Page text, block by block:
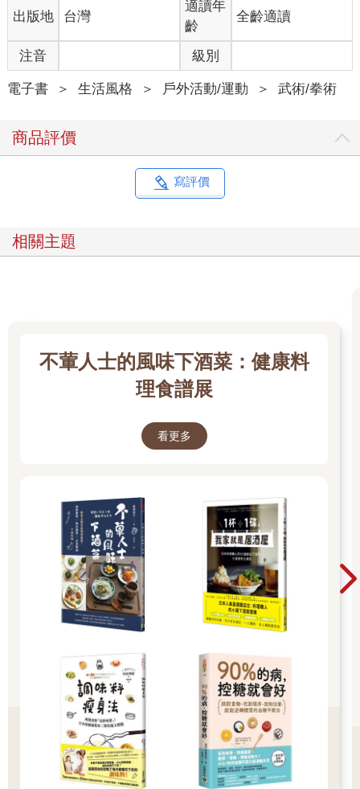
調整安排。
比賽前的專屬練習場
雅加達亞運後，郁婷的狀態起起伏伏，在二〇二一年東京奧運首
戰就爆冷落敗，讓她受到很大的打擊。為了有最好的狀態，在杭
下練習場。
我提出這個想法時，很多人不支持，因為一來以前沒有人這麼做
過，二來因為選手村已有健身房、運動中心等空間，這樣做似乎
浪費不需要的經費。但是，在選手村練習只能接受大會的安排，
以專注的訓練了，所以我認為一個能隨時提供我們使用的訓練場
借鏡杭州亞運的經驗和心態調整
二○二四年巴黎奧運的資格賽， 原本應該要由國際拳擊總會主辦
（International Boxing Associatio, IBA）， 後來國際奧林匹克委員
格，改由一個臨時組織主辦，造成二○二三年杭州亞運的重要性大
幅提升，因為杭州亞運比賽的前兩名選手，即提前取得巴黎奧運
團隊臨時決定前往烏茲別克與韓國移地訓練，以便備戰杭州亞
運。在杭州亞運中，我們鎖定的兩位主要對手，一位是郁婷的宿
敵哈薩克選手伊布拉吉穆瓦， 另一位是二○二○年東京奧運的銀牌
得主， 菲律賓選手皮特西歐（Nesthy Petecio）。
事實上，在杭州亞運金牌戰開戰前，伊布拉吉穆瓦曾以不實的指
控提出抗議，當下我曾評估郁婷一定會贏。因為伊布拉吉穆瓦贏
過郁婷的兩次比賽都是些微的差距，這代表郁婷先前的兩次失
敗，只是輸在沒有掌握好一些細節，或是當下的心態不夠沉穩。
我跟郁婷說，伊布拉吉穆瓦在賽前提出抗議的策略與做法，暗示
她沒有打贏比賽的把握，才需要透過擂臺以外的方式混淆視聽，
打一個心理戰，要郁婷保持平常心，不要被這些紛擾的議題干
擾。最終郁婷也不負眾望，順利摘下臺灣亞運女子拳擊史上第一
面金牌，提前拿到前進巴黎奧運的入場券。
若以結果論來判斷，杭州亞運郁婷不但贏得金牌，並且每一場比
賽都贏得很順利，打得漂亮，這些證實賽前的移地訓練計畫卓有
成效，所以備戰巴黎奧運之前，我們又再度前往烏茲別克及韓國
進行移地訓練，在烏茲別克訓練的時間還大幅拉長，去了將近兩
出版地 台灣
適讀年
齡
全齡適讀
注音 級別
電子書 ＞ 生活風格 ＞ 戶外活動/運動 ＞ 武術/拳術
商品評價
寫評價
相關主題
不葷人士的風味下酒菜：健康料
理食譜展
看更多